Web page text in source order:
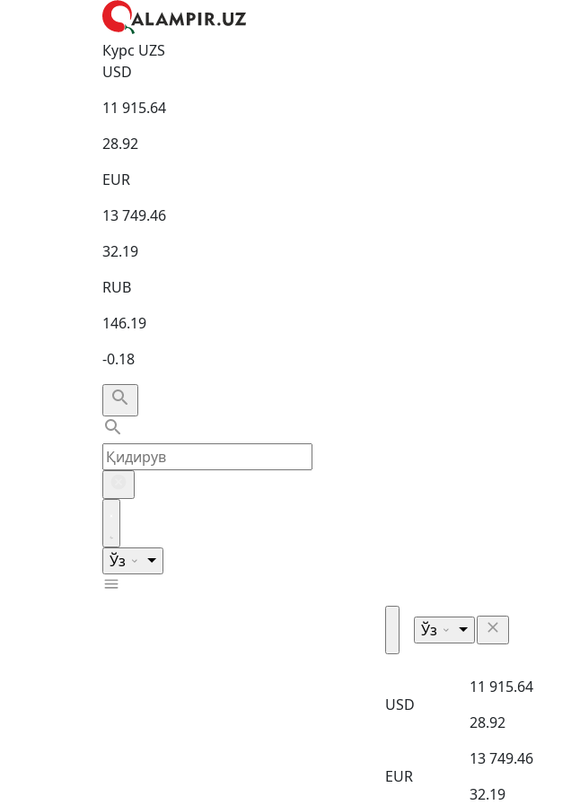
Курс UZS
USD
11 915.64
28.92
EUR
13 749.46
32.19
RUB
146.19
-0.18
Ўз
Ўз
USD
11 915.64
28.92
EUR
13 749.46
32.19